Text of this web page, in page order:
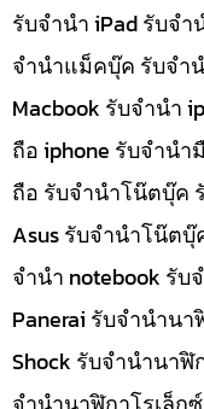
รับจำนำ iPad รับจำ
จำนำแม็คบุ๊ค รับจำ
Macbook รับจำนำ
ถือ iphone รับจำน
ถือ รับจำนำโน๊ตบุ๊ค
Asus รับจำนำโน๊ต
จำนำ notebook รั
Panerai รับจำนำน
Shock รับจำนำนาฬิ